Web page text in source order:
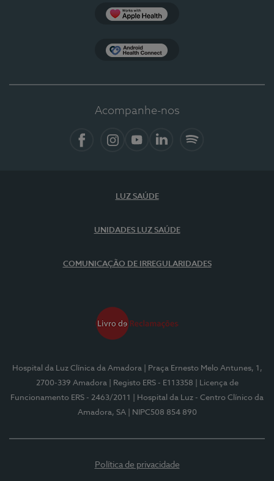
Acompanhe-nos
LUZ SAÚDE
UNIDADES LUZ SAÚDE
COMUNICAÇÃO DE IRREGULARIDADES
Hospital da Luz Clínica da Amadora
| Praça Ernesto Melo Antunes, 1,
2700-339 Amadora
| Registo ERS - E113358
| Licença de
Funcionamento ERS - 2463/2011
| Hospital da Luz - Centro Clínico da
Amadora, SA
| NIPC508 854 890
Política de privacidade